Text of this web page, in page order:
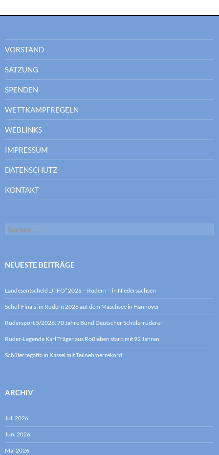
VORSTAND
SATZUNG
SPENDEN
WETTKAMPFREGELN
WEBLINKS
IMPRESSUM
DATENSCHUTZ
KONTAKT
Suchen
nach:
NEUESTE BEITRÄGE
Landesentscheid „JTFO“ 2026 – Rudern – in Niedersachsen
Schul-Finals im Rudern 2026 auf dem Maschsee in Hannover
Rudersport 5/2026: 70 Jahre Bund Deutscher Schülerruderer
Ruder-Legende Karl Träger aus Roßleben starb mit 92 Jahren
Schülerregatta in Kassel mit Teilnehmerrekord
ARCHIV
Juli 2026
Juni 2026
Mai 2026